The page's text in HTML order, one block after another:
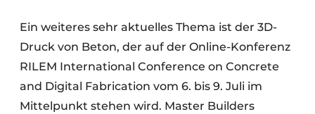
Ein weiteres sehr aktuelles Thema ist der 3D-
Druck von Beton, der auf der Online-Konferenz
RILEM International Conference on Concrete
and Digital Fabrication vom 6. bis 9. Juli im
Mittelpunkt stehen wird. Master Builders